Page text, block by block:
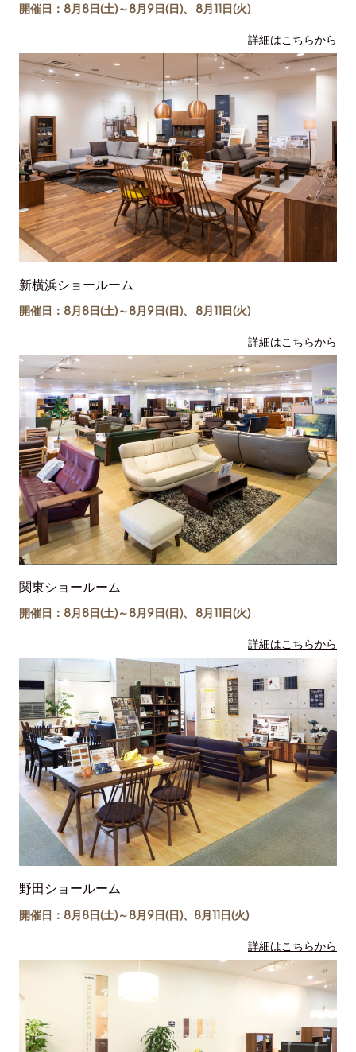
開催日：8月8日(土)～8月9日(日)、 8月11日(火)
詳細はこちらから
新横浜ショールーム
開催日：8月8日(土)～8月9日(日)、 8月11日(火)
詳細はこちらから
関東ショールーム
開催日：8月8日(土)～8月9日(日)、 8月11日(火)
詳細はこちらから
野田ショールーム
開催日：8月8日(土)～8月9日(日)、 8月11日(火)
詳細はこちらから